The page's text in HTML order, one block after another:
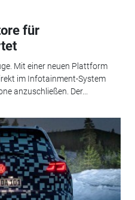
für
Mit einer neuen Plattform
im Infotainment-System
anzuschließen. Der...